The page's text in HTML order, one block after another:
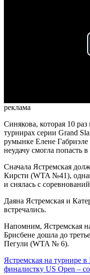
реклама
Синякова, которая 10
турнирах серии Grand
румынке Елене
неудачу смогла попасть в
Сначала Ястремская
Кирсти (WTA №41),
и снялась с
Даяна Ястремская и
встречались.
Напомним, Ястремская
Брисбене дошла до
Пегули (WTA № 6).
Ястремская на турнире
финалистку US Open –